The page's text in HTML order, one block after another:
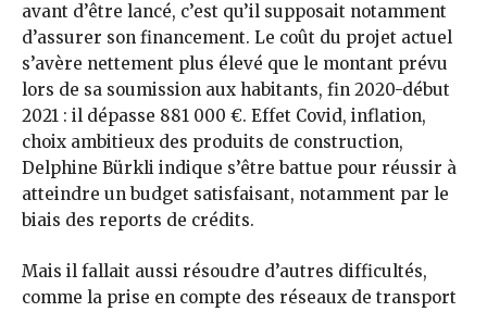
avant d’être lancé, c’est qu’il supposait notamment
d’assurer son financement. Le coût du projet actuel
s’avère nettement plus élevé que le montant prévu
lors de sa soumission aux habitants, fin 2020-début
2021 : il dépasse 881 000 €. Effet Covid, inflation,
choix ambitieux des produits de construction,
Delphine Bürkli indique s’être battue pour réussir à
atteindre un budget satisfaisant, notamment par le
biais des reports de crédits.
Mais il fallait aussi résoudre d’autres difficultés,
comme la prise en compte des réseaux de transport